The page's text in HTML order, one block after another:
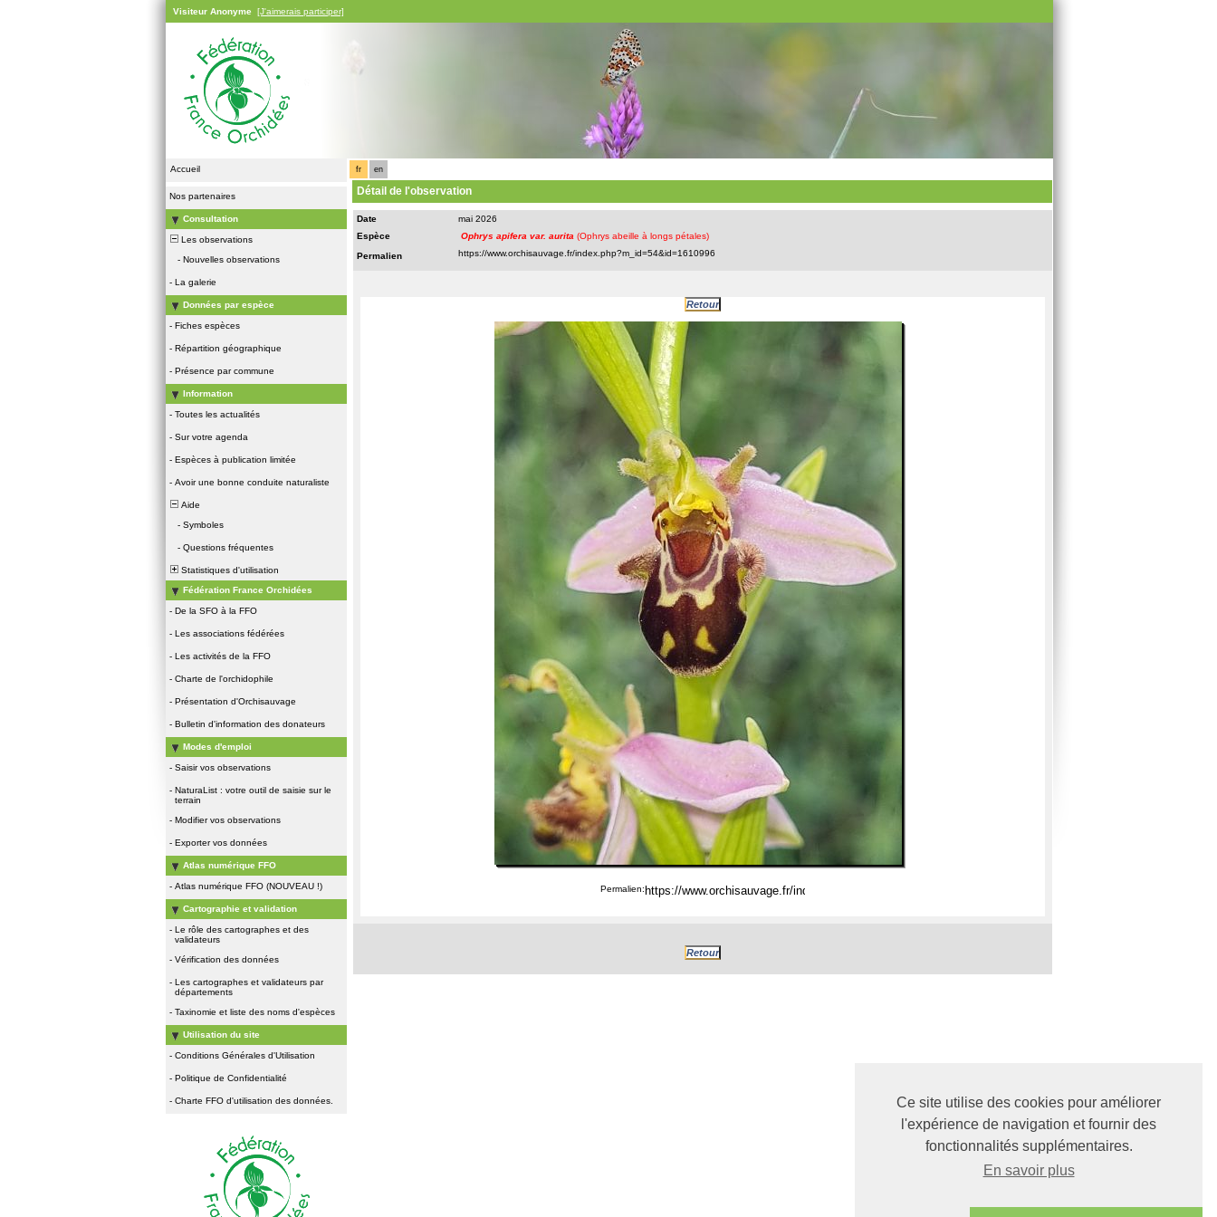
Ce site utilise des cookies pour améliorer
l'expérience de navigation et fournir des
fonctionnalités supplémentaires.
En savoir plus
Visiteur Anonyme [J'aimerais participer]
Accueil
Nos partenaires
Consultation
Les observations
- Nouvelles observations
- La galerie
Données par espèce
- Fiches espèces
- Répartition géographique
- Présence par commune
Information
- Toutes les actualités
- Sur votre agenda
- Espèces à publication limitée
- Avoir une bonne conduite naturaliste
Aide
- Symboles
- Questions fréquentes
Statistiques d'utilisation
Fédération France Orchidées
- De la SFO à la FFO
- Les associations fédérées
- Les activités de la FFO
- Charte de l'orchidophile
- Présentation d'Orchisauvage
- Bulletin d'information des donateurs
Modes d'emploi
- Saisir vos observations
- NaturaList : votre outil de saisie sur le
terrain
- Modifier vos observations
- Exporter vos données
Atlas numérique FFO
- Atlas numérique FFO (NOUVEAU !)
Cartographie et validation
- Le rôle des cartographes et des
validateurs
- Vérification des données
- Les cartographes et validateurs par
départements
- Taxinomie et liste des noms d'espèces
Utilisation du site
- Conditions Générales d'Utilisation
- Politique de Confidentialité
- Charte FFO d'utilisation des données.
fr en
Détail de l'observation
Date
mai 2026
Espèce
Ophrys apifera var. aurita (Ophrys abeille à longs pétales)
Permalien
Permalien: